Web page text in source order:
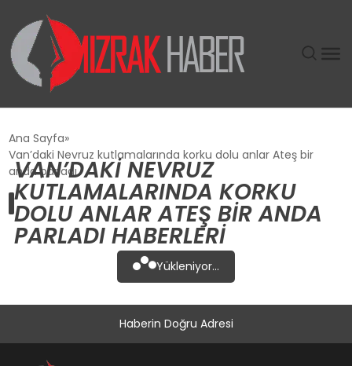
SIYASET
DÜNYA
Ana Sayfa
Van’daki Nevruz kutlamalarında korku dolu anlar Ateş bir
anda parladı
VAN’DAKI NEVRUZ
KUTLAMALARINDA KORKU
DOLU ANLAR ATEŞ BIR ANDA
PARLADI HABERLERI
Yükleniyor...
Haberin Doğru Adresi